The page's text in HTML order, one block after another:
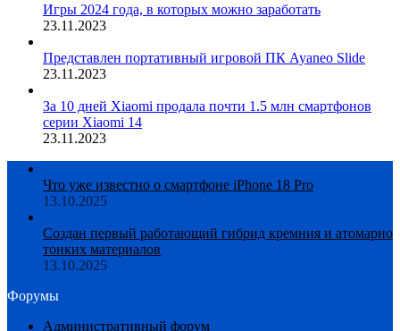
Игры 2024 года, в которых можно заработать
23.11.2023
Представлен портативный игровой ПК Ayaneo Slide
23.11.2023
За 10 дней Xiaomi продала почти 1.5 млн смартфонов
серии Xiaomi 14
23.11.2023
Что уже известно о смартфоне iPhone 18 Pro
13.10.2025
Создан первый работающий гибрид кремния и атомарно
тонких материалов
13.10.2025
Форумы
Административный форум